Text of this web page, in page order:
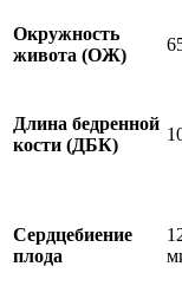
Окружность
живота (ОЖ)
Длина бедренной
кости (ДБК)
Сердцебиение
плода